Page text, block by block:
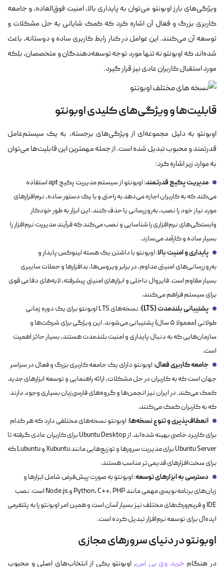
ویژگی‌های بارز اوبونتو می‌توان به پایداری بالا، امنیت فوق‌العاده، و جامعه
کاربری بزرگ و فعال آن اشاره کرد که کمک شایانی به حل مشکلات و
توسعه آن می‌کنند. این عوامل در کنار رابط کاربری ساده و دوستانه، باعث
شده‌اند که اوبونتو نه تنها مورد توجه توسعه‌دهندگان و متخصصان، بلکه
مورد استقبال کاربران عادی نیز قرار گیرد.
قابلیت‌ها و ویژگی‌های کلیدی اوبونتو
اوبونتو به دلیل مجموعه‌ای از ویژگی‌های برجسته، به یک سیستم‌عامل
قدرتمند و محبوب تبدیل شده است. از جمله مهمترین این قابلیت‌ها می‌توان
به موارد زیر اشاره کرد:
مدیریت پکیج قدرتمند
: اوبونتو از سیستم مدیریت پکیج apt استفاده
می‌کند که به کاربران اجازه می‌دهد به راحتی و با یک دستور ساده، نرم‌افزارهای
مورد نیاز خود را نصب، به‌روزرسانی یا حذف کنند. این ابزار به طور خودکار
وابستگی‌های نرم‌افزاری را شناسایی و نصب می‌کند که فرآیند مدیریت نرم‌افزار را
بسیار ساده و کارآمد می‌سازد.
پایداری و امنیت بالا: اوبونتو با داشتن یک هسته لینوکس پایدار و
به‌روزرسانی‌های امنیتی مداوم، در برابر ویروس‌ها، بدافزارها و حملات سایبری
بسیار مقاوم است. فایروال داخلی و ابزارهای امنیتی پیشرفته، لایه‌های دفاعی قوی
برای سیستم فراهم می‌کنند.
پشتیبانی بلندمدت (LTS)
: نسخه‌های LTS اوبونتو برای یک دوره زمانی
طولانی (معمولا ۵ سال) پشتیبانی می‌شوند. این ویژگی برای شرکت‌ها و
سازمان‌هایی که به دنبال پایداری و امنیت بلندمدت هستند، بسیار حائز اهمیت
است.
جامعه کاربری فعال: اوبونتو دارای یک جامعه کاربری بزرگ و فعال در سراسر
جهان است که به کاربران در حل مشکلات، ارائه راهنمایی و توسعه ابزارهای جدید
کمک می‌کند. در ایران نیز انجمن‌ها و گروه‌های فارسی‌زبان بسیاری وجود دارند
که به کاربران کمک می‌کنند.
انعطاف‌پذیری و تنوع نسخه‌ها: اوبونتو نسخه‌های مختلفی دارد که هر کدام
برای کاربرد خاصی بهینه شده‌اند. از Ubuntu Desktop برای کاربران عادی گرفته تا
Ubuntu Server برای مدیریت سرورها و توزیع‌هایی مانند Xubuntu و Lubuntu که
برای سخت‌افزارهای قدیمی‌تر مناسب هستند.
دسترسی به ابزارهای توسعه: اوبونتو به صورت پیش‌فرض شامل ابزارها و
زبان‌های برنامه‌نویسی مهمی مانند Python، C++، PHP و Node.js است. نصب
IDE و فریم‌ورک‌های مختلف نیز بسیار آسان است و همین امر اوبونتو را به پلتفرمی
ایده‌آل برای توسعه نرم‌افزار تبدیل کرده است.
اوبونتو در دنیای سرورهای مجازی
در هنگام خرید وی پی اس، اوبونتو یکی از انتخاب‌های اصلی و محبوب